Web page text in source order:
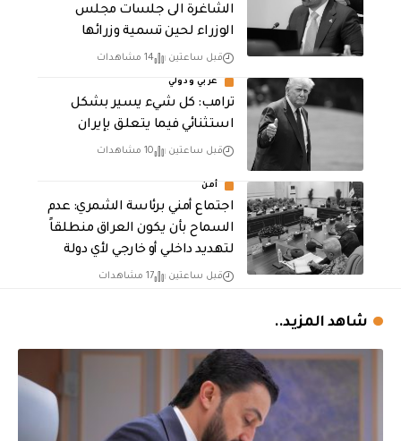
الشاغرة الى جلسات مجلس
الوزراء لحين تسمية وزرائها
قبل ساعتين 14 مشاهدات
عربي ودولي
ترامب: كل شيء يسير بشكل
استثنائي فيما يتعلق بإيران
قبل ساعتين 10 مشاهدات
أمن
اجتماع أمني برئاسة الشمري: عدم
السماح بأن يكون العراق منطلقاً
لتهديد داخلي أو خارجي لأي دولة
قبل ساعتين 17 مشاهدات
شاهد المزيد..